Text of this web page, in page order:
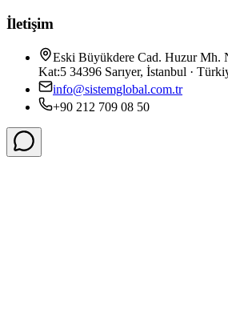
İletişim
Eski Büyükdere Cad. Huzur Mh.
Kat:5 34396 Sarıyer, İstanbul ·
info@sistemglobal.com.tr
+90 212 709 08 50